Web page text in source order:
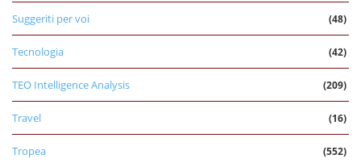
Suggeriti per voi (48)
Tecnologia (42)
TEO Intelligence Analysis (209)
Travel (16)
Tropea (552)